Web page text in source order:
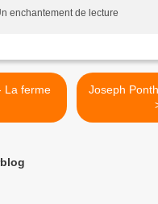
enchantement de lecture
La ferme
Joseph